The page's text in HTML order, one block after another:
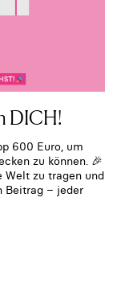
DICH!
600 Euro, um
zu können. 🎉
Welt zu tragen und
Beitrag – jeder